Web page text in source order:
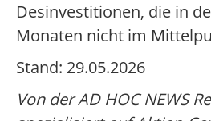
Desinvestitionen, die in
Monaten nicht im
Stand: 29.05.2026
Von der AD HOC NEWS